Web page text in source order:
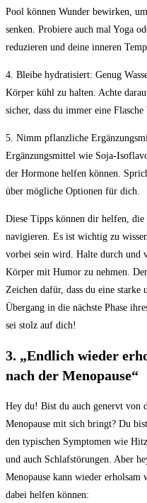
Pool können Wunder bewirken,
senken. Probiere auch⁢ mal ⁢Yoga
reduzieren ⁤und deine inneren
4. ‌Bleibe hydratisiert: Genug
‌Körper⁣ kühl⁣ zu⁣ halten. Achte
sicher, dass ⁣du immer eine
5. Nimm pflanzliche‍
Ergänzungsmittel wie Soja-
der Hormone helfen können.
über mögliche⁤ Optionen für dich.
Diese Tipps ‍können dir ⁤helfen,
navigieren. Es ​ist wichtig zu
vorbei sein​ wird. Halte durch und
⁣Körper mit Humor zu nehmen.
Zeichen dafür, dass du eine starke
Übergang in die nächste Phase⁤
sei‍ stolz ​auf dich!
3. „Endlich wieder
nach der Menopause“
Hey du!‌ Bist du auch genervt von
Menopause mit sich bringt? Du⁣
‌den⁢ typischen Symptomen‍ wie
und auch Schlafstörungen. Aber
Menopause kann wieder
dabei helfen ​können: